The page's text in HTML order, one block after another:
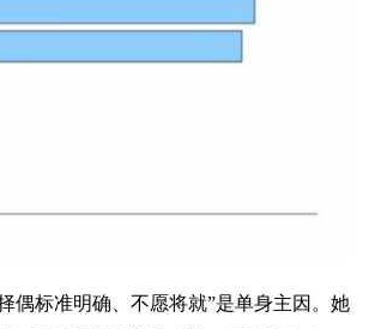
偶标准明确、不愿将就”是单身主因。她